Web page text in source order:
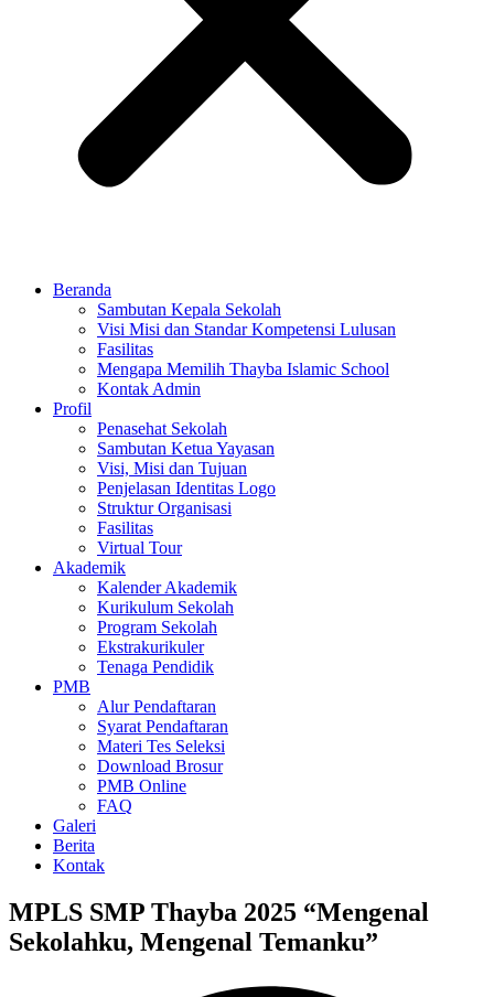
Beranda
Sambutan Kepala Sekolah
Visi Misi dan Standar Kompetensi Lulusan
Fasilitas
Mengapa Memilih Thayba Islamic School
Kontak Admin
Profil
Penasehat Sekolah
Sambutan Ketua Yayasan
Visi, Misi dan Tujuan
Penjelasan Identitas Logo
Struktur Organisasi
Fasilitas
Virtual Tour
Akademik
Kalender Akademik
Kurikulum Sekolah
Program Sekolah
Ekstrakurikuler
Tenaga Pendidik
PMB
Alur Pendaftaran
Syarat Pendaftaran
Materi Tes Seleksi
Download Brosur
PMB Online
FAQ
Galeri
Berita
Kontak
MPLS SMP Thayba 2025 “Mengenal
Sekolahku, Mengenal Temanku”